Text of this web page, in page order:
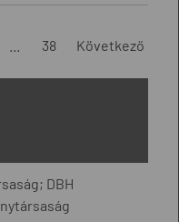
38 Következő
DBH